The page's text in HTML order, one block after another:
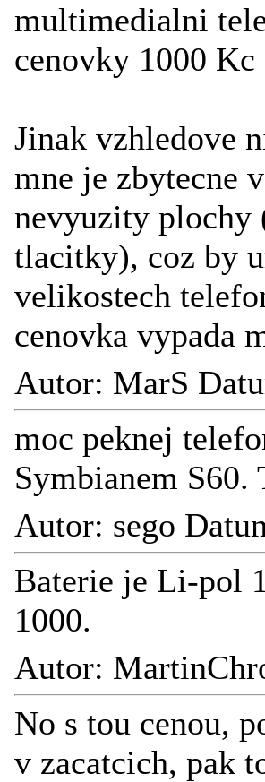
multimedialni
cenovky 1000 Kc
Jinak vzhledove
mne je zbytecne
nevyuzity plochy
tlacitky), coz by
velikostech
cenovka vypada
Autor: MarS
moc peknej
Symbianem S60.
Autor: sego
Baterie je Li-pol
1000.
Autor:
No s tou cenou,
v zacatcich, pak